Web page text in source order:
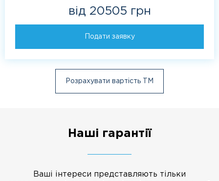
від 20505 грн
Подати заявку
Розрахувати вартість ТМ
Наші гарантії
Ваші інтереси представляють тільки